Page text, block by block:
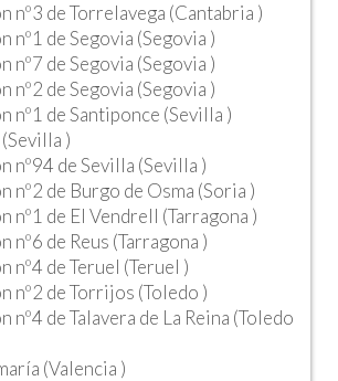
nº3 de Torrelavega (Cantabria )
nº1 de Segovia (Segovia )
nº7 de Segovia (Segovia )
nº2 de Segovia (Segovia )
nº1 de Santiponce (Sevilla )
)
nº94 de Sevilla (Sevilla )
nº2 de Burgo de Osma (Soria )
nº1 de El Vendrell (Tarragona )
de Reus (Tarragona )
nº4 de Teruel (Teruel )
nº2 de Torrijos (Toledo )
de Talavera de La Reina (Toledo
(Valencia )